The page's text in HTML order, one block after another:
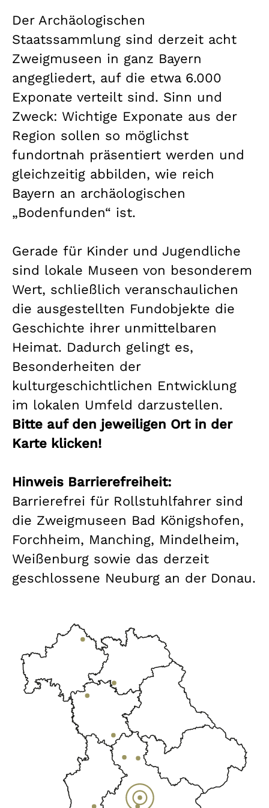
Der Archäologischen
Staatssammlung sind derzeit acht
Zweigmuseen in ganz Bayern
angegliedert, auf die etwa 6.000
Exponate verteilt sind. Sinn und
Zweck: Wichtige Exponate aus der
Region sollen so möglichst
fundortnah präsentiert werden und
gleichzeitig abbilden, wie reich
Bayern an archäologischen
„Bodenfunden“ ist.
Gerade für Kinder und Jugendliche
sind lokale Museen von besonderem
Wert, schließlich veranschaulichen
die ausgestellten Fundobjekte die
Geschichte ihrer unmittelbaren
Heimat. Dadurch gelingt es,
Besonderheiten der
kulturgeschichtlichen Entwicklung
im lokalen Umfeld darzustellen.
Bitte auf den jeweiligen Ort in der
Karte klicken!
Hinweis Barrierefreiheit:
Barrierefrei für Rollstuhlfahrer sind
die Zweigmuseen Bad Königshofen,
Forchheim, Manching, Mindelheim,
Weißenburg sowie das derzeit
geschlossene Neuburg an der Donau.